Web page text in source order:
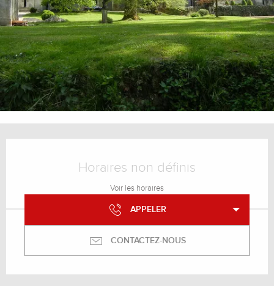
Horaires non définis
Voir les horaires
APPELER
CONTACTEZ-NOUS